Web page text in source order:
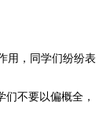
用，同学们纷纷表
不要以偏概全，